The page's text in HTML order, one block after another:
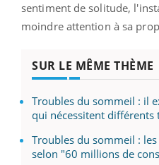
sentiment de solitude,
moindre attention à sa
SUR LE MÊME THÈME
Troubles du sommeil : il
qui nécessitent différents
Troubles du sommeil :
selon "60 millions de